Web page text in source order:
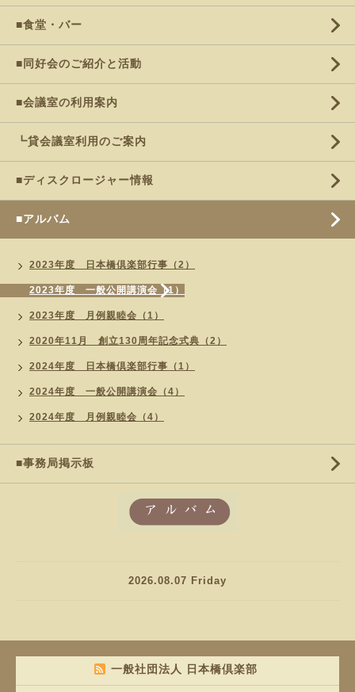
■食堂・バー
■同好会のご紹介と活動
■会議室の利用案内
┗貸会議室利用のご案内
■ディスクロージャー情報
■アルバム
2023年度 日本橋倶楽部行事（2）
2023年度 一般公開講演会（1）
2023年度 月例親睦会（1）
2020年11月 創立130周年記念式典（2）
2024年度 日本橋倶楽部行事（1）
2024年度 一般公開講演会（4）
2024年度 月例親睦会（4）
■事務局掲示板
2026.08.07 Friday
一般社団法人 日本橋倶楽部